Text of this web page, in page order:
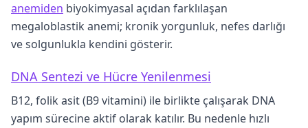
anemiden biyokimyasal açıdan farklılaşan
megaloblastik anemi; kronik yorgunluk, nefes darlığı
ve solgunlukla kendini gösterir.
DNA Sentezi ve Hücre Yenilenmesi
B12, folik asit (B9 vitamini) ile birlikte çalışarak DNA
yapım sürecine aktif olarak katılır. Bu nedenle hızlı